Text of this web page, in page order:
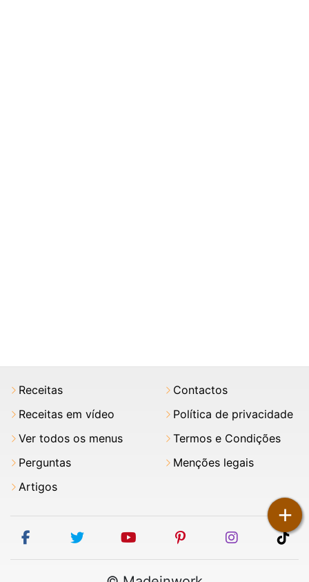
+
Receitas
Receitas em vídeo
Ver todos os menus
Perguntas
Artigos
Contactos
Política de privacidade
Termos e Condições
Menções legais
facebooktwitter youtubepinterestinstagram